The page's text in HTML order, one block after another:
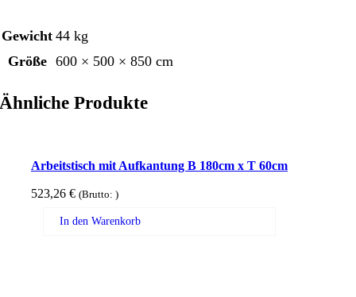
Gewicht 44 kg
Größe 600 × 500 × 850 cm
Ähnliche Produkte
Arbeitstisch mit Aufkantung B 180cm x T 60cm
523,26 € (Brutto: )
In den Warenkorb